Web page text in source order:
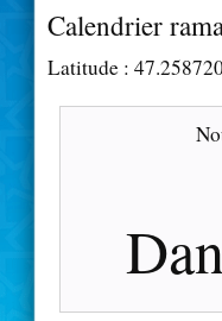
Calendrier
Latitude :